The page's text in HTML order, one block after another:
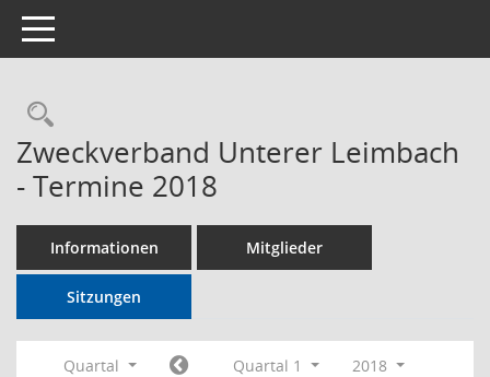
Toggle navigation
Rechercheauswahl
Zweckverband Unterer Leimbach
- Termine 2018
Informationen Mitglieder
Sitzungen
Quartal Quartal 1
2018